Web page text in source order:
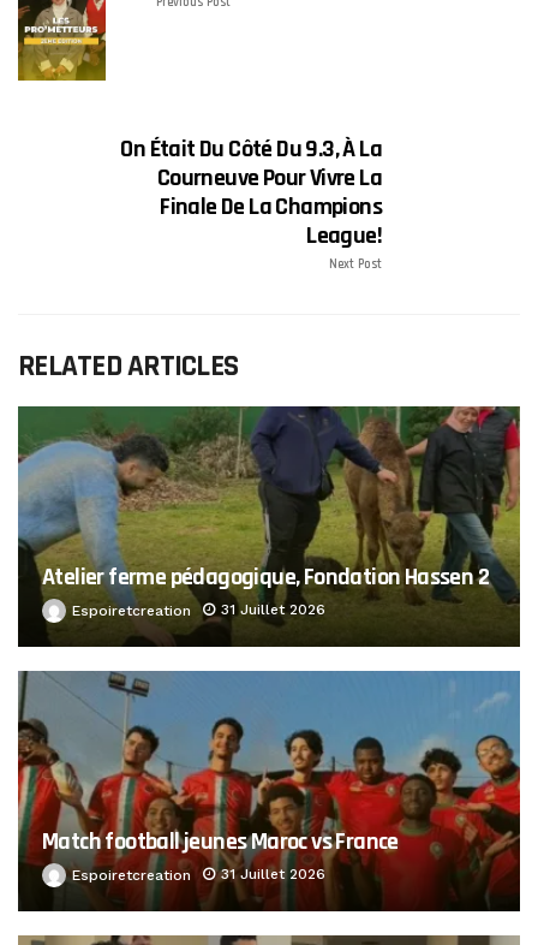
On Était Du Côté Du 9.3, À La
Courneuve Pour Vivre La
Finale De La Champions
League!
Next Post
RELATED ARTICLES
Atelier ferme pédagogique, Fondation Hassen 2
Espoiretcreation 31 Juillet 2026
Match football jeunes Maroc vs France
Espoiretcreation 31 Juillet 2026